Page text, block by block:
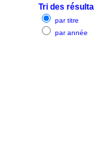
Tri des
par titre
par année